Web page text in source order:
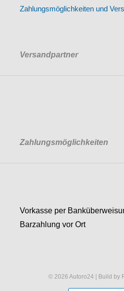
Zahlungsmöglichkeiten und
Versandpartner
Zahlungsmöglichkeiten
Vorkasse per
Barzahlung vor Ort
© 2026 Autoro24 | Build by